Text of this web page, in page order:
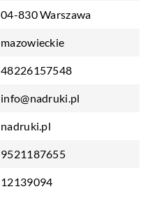
04-830 Warszawa
mazowieckie
48226157548
info@nadruki.pl
nadruki.pl
9521187655
12139094